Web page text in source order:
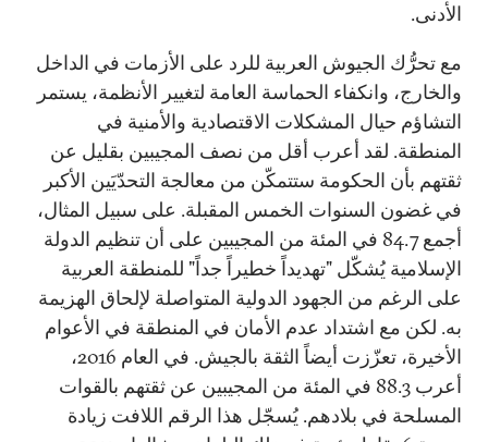
الأدنى.
مع تحرُّك الجيوش العربية للرد على الأزمات في الداخل
والخارج، وانكفاء الحماسة العامة لتغيير الأنظمة، يستمر
التشاؤم حيال المشكلات الاقتصادية والأمنية في
المنطقة. لقد أعرب أقل من نصف المجيبين بقليل عن
ثقتهم بأن الحكومة ستتمكّن من معالجة التحدّيَين الأكبر
في غضون السنوات الخمس المقبلة. على سبيل المثال،
أجمع 84.7 في المئة من المجيبين على أن تنظيم الدولة
الإسلامية يُشكّل "تهديداً خطيراً جداً" للمنطقة العربية
على الرغم من الجهود الدولية المتواصلة لإلحاق الهزيمة
به. لكن مع اشتداد عدم الأمان في المنطقة في الأعوام
الأخيرة، تعزّزت أيضاً الثقة بالجيش. في العام 2016،
أعرب 88.3 في المئة من المجيبين عن ثقتهم بالقوات
المسلحة في بلادهم. يُسجّل هذا الرقم اللافت زيادة